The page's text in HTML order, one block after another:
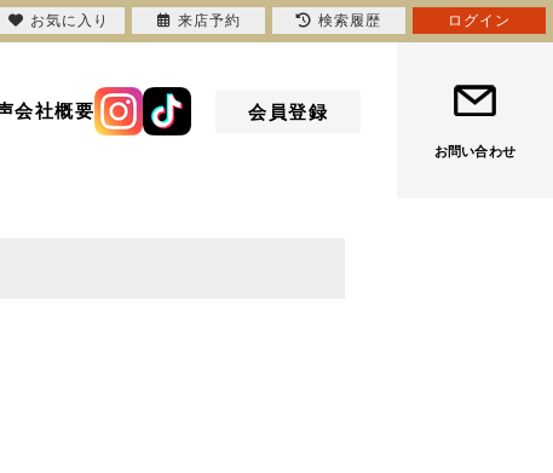
会社概要 会員登録
お問い合わせ
お気に入り 来店予約 検索履歴 ログイン